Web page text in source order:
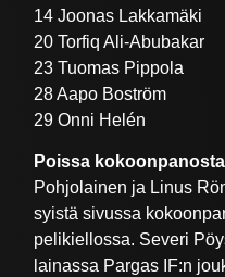
14 Joonas Lakkamäki
20 Torfiq Ali-Abubakar
23 Tuomas Pippola
28 Aapo Boström
29 Onni Helén
Poissa
Pohjolainen ja Linus
syistä sivussa
pelikiellossa. Severi
lainassa Pargas IF:n